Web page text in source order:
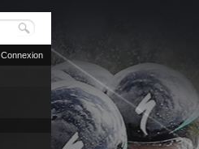
Connexion